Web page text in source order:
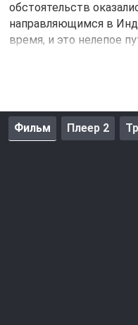
обстоятельств
направляющимся в
время, и это нелепое
наладить отношения
Однако мелкие споры
Фильм Плеер 2